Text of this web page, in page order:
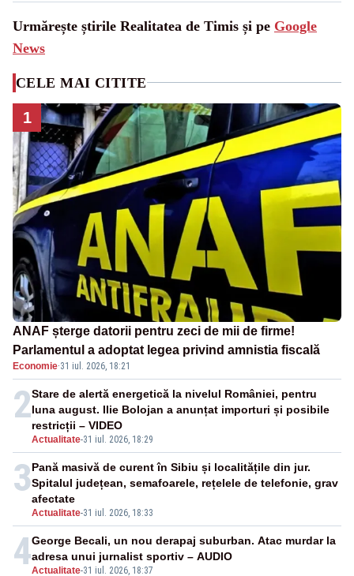
Urmărește știrile Realitatea de Timis și pe Google
News
CELE MAI CITITE
1
ANAF șterge datorii pentru zeci de mii de firme!
Parlamentul a adoptat legea privind amnistia fiscală
Economie·31 iul. 2026, 18:21
2
Actualitate-31 iul. 2026, 18:29
Stare de alertă energetică la nivelul României, pentru
luna august. Ilie Bolojan a anunțat importuri și posibile
restricții – VIDEO
3
Actualitate-31 iul. 2026, 18:33
Pană masivă de curent în Sibiu și localitățile din jur.
Spitalul județean, semafoarele, rețelele de telefonie, grav
afectate
4Actualitate-31 iul. 2026, 18:37
George Becali, un nou derapaj suburban. Atac murdar la
adresa unui jurnalist sportiv – AUDIO